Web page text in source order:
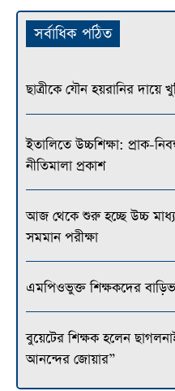
সর্বাধিক পঠিত
ছাত্রীকে যৌন হয়রানির দায়ে
ইতালিতে উচ্চশিক্ষা: প্রাক-
নীতিমালা প্রকাশ
আজ থেকে শুরু হচ্ছে উচ্চ
সমমান পরীক্ষা
এমপিওভুক্ত শিক্ষকদের
বুয়েটের শিক্ষক হলেন
আনন্দের জোয়ার”